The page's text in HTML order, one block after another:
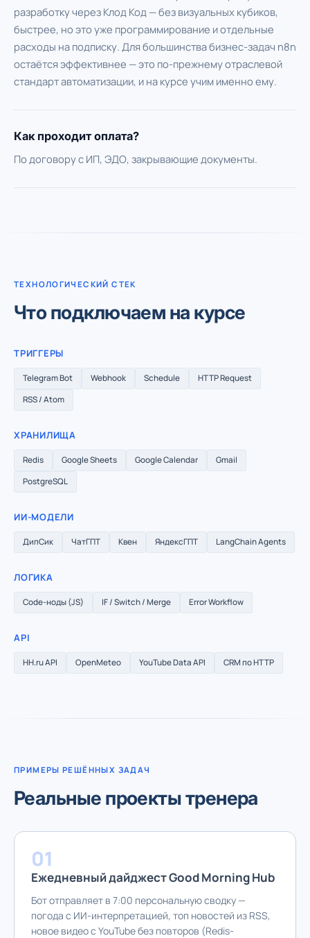
разработку через Клод Код — без визуальных кубиков,
быстрее, но это уже программирование и отдельные
расходы на подписку. Для большинства бизнес-задач n8n
остаётся эффективнее — это по-прежнему отраслевой
стандарт автоматизации, и на курсе учим именно ему.
Как проходит оплата?
По договору с ИП, ЭДО, закрывающие документы.
ТЕХНОЛОГИЧЕСКИЙ СТЕК
Что подключаем на курсе
ТРИГГЕРЫ
Telegram Bot Webhook Schedule
HTTP Request
RSS / Atom
ХРАНИЛИЩА
Redis Google Sheets Google Calendar
Gmail
PostgreSQL
ИИ-МОДЕЛИ
ДипСик ЧатГПТ Квен ЯндексГПТ LangChain Agents
ЛОГИКА
Code-ноды (JS) IF / Switch / Merge Error Workflow
API
HH.ru API OpenMeteo YouTube Data API CRM по HTTP
ПРИМЕРЫ РЕШЁННЫХ ЗАДАЧ
Реальные проекты тренера
01
Ежедневный дайджест Good Morning Hub
Бот отправляет в 7:00 персональную сводку —
погода с ИИ-интерпретацией, топ новостей из RSS,
новое видео с YouTube без повторов (Redis-